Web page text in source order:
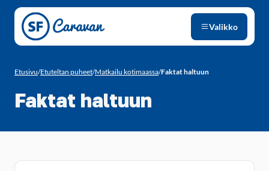
Siirry sivun sisältöön
Valikko
Etusivu/Etuteltan puheet/Matkailu kotimaassa/Faktat haltuun
Faktat haltuun